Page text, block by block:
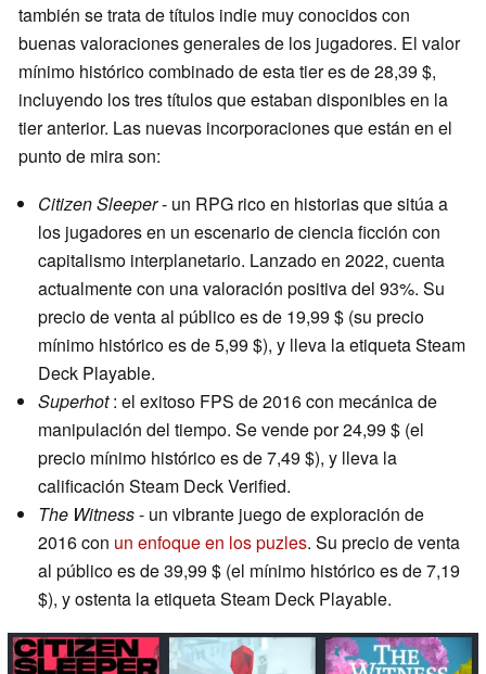
también se trata de títulos indie muy conocidos con
buenas valoraciones generales de los jugadores. El valor
mínimo histórico combinado de esta tier es de 28,39 $,
incluyendo los tres títulos que estaban disponibles en la
tier anterior. Las nuevas incorporaciones que están en el
punto de mira son:
Citizen Sleeper- un RPG rico en historias que sitúa a
los jugadores en un escenario de ciencia ficción con
capitalismo interplanetario. Lanzado en 2022, cuenta
actualmente con una valoración positiva del 93%. Su
precio de venta al público es de 19,99 $ (su precio
mínimo histórico es de 5,99 $), y lleva la etiqueta Steam
Deck Playable.
Superhot: el exitoso FPS de 2016 con mecánica de
manipulación del tiempo. Se vende por 24,99 $ (el
precio mínimo histórico es de 7,49 $), y lleva la
calificación Steam Deck Verified.
The Witness- un vibrante juego de exploración de
2016 con un enfoque en los puzles. Su precio de venta
al público es de 39,99 $ (el mínimo histórico es de 7,19
$), y ostenta la etiqueta Steam Deck Playable.